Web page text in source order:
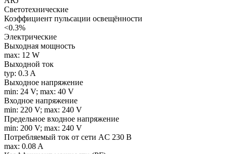
Светотехнические
Коэффициент пульсации освещённости
<0.3%
Электрические
Выходная мощность
max: 12 W
Выходной ток
typ: 0.3 A
Выходное напряжение
min: 24 V; max: 40 V
Входное напряжение
min: 220 V; max: 240 V
Предельное входное напряжение
min: 200 V; max: 240 V
Потребляемый ток от сети AC 230 В
max: 0.08 A